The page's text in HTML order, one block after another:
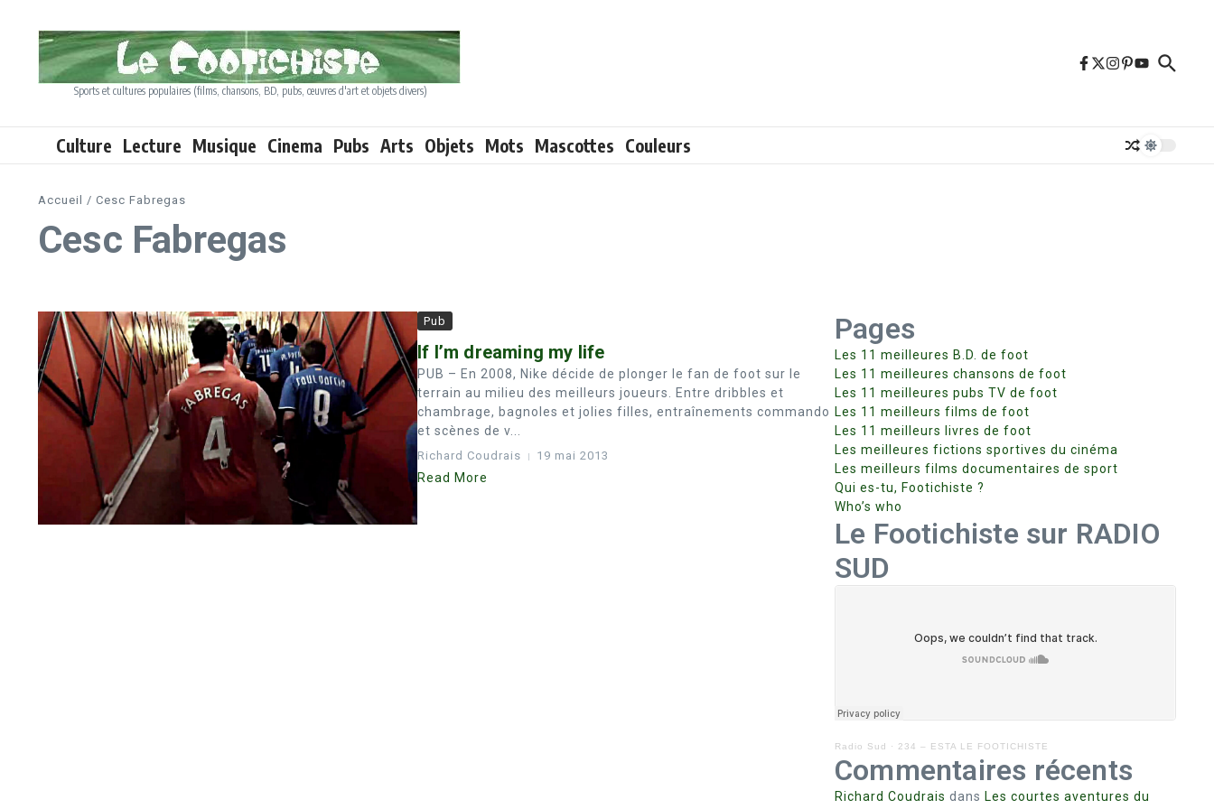
Sports et cultures populaires (films, chansons, BD, pubs, œuvres d'art et objets divers)
Culture Lecture Musique Cinema Pubs Arts Objets Mots Mascottes Couleurs
Accueil / Cesc Fabregas
Cesc Fabregas
Pub
If I’m dreaming my life
PUB – En 2008, Nike décide de plonger le fan de foot sur le
terrain au milieu des meilleurs joueurs. Entre dribbles et
chambrage, bagnoles et jolies filles, entraînements commando
et scènes de v...
Richard Coudrais 19 mai 2013
Read More
Pages
Les 11 meilleures B.D. de foot
Les 11 meilleures chansons de foot
Les 11 meilleures pubs TV de foot
Les 11 meilleurs films de foot
Les 11 meilleurs livres de foot
Les meilleures fictions sportives du cinéma
Les meilleurs films documentaires de sport
Qui es-tu, Footichiste ?
Who’s who
Le Footichiste sur RADIO
SUD
Radio Sud · 234 – ESTA LE FOOTICHISTE
Commentaires récents
Richard Coudrais dans Les courtes aventures du